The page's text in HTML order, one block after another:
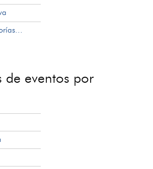
de eventos por